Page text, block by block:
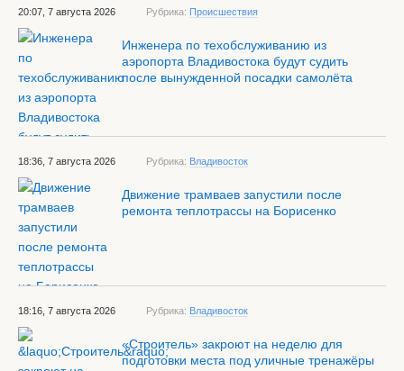
20:07, 7 августа 2026 Рубрика: Происшествия
Инженера по техобслуживанию из
аэропорта Владивостока будут судить
после вынужденной посадки самолёта
18:36, 7 августа 2026 Рубрика: Владивосток
Движение трамваев запустили после
ремонта теплотрассы на Борисенко
18:16, 7 августа 2026 Рубрика: Владивосток
«Строитель» закроют на неделю для
подготовки места под уличные тренажёры